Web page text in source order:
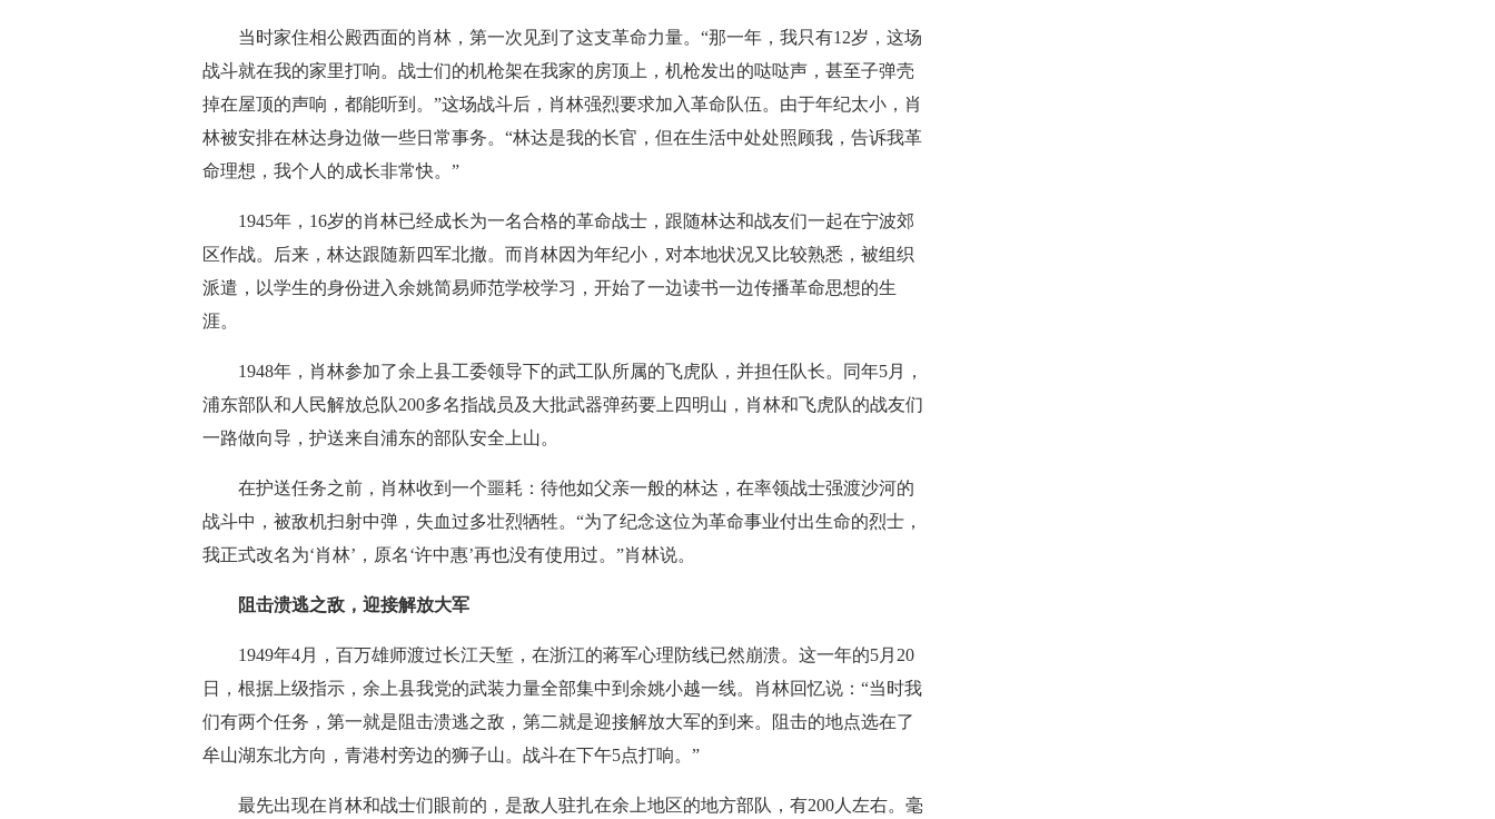
当时家住相公殿西面的肖林，第一次见到了这支革命力量。“那一年，我只有12岁，这场
战斗就在我的家里打响。战士们的机枪架在我家的房顶上，机枪发出的哒哒声，甚至子弹壳
掉在屋顶的声响，都能听到。”这场战斗后，肖林强烈要求加入革命队伍。由于年纪太小，肖
林被安排在林达身边做一些日常事务。“林达是我的长官，但在生活中处处照顾我，告诉我革
命理想，我个人的成长非常快。”
1945年，16岁的肖林已经成长为一名合格的革命战士，跟随林达和战友们一起在宁波郊
区作战。后来，林达跟随新四军北撤。而肖林因为年纪小，对本地状况又比较熟悉，被组织
派遣，以学生的身份进入余姚简易师范学校学习，开始了一边读书一边传播革命思想的生
涯。
1948年，肖林参加了余上县工委领导下的武工队所属的飞虎队，并担任队长。同年5月，
浦东部队和人民解放总队200多名指战员及大批武器弹药要上四明山，肖林和飞虎队的战友们
一路做向导，护送来自浦东的部队安全上山。
在护送任务之前，肖林收到一个噩耗：待他如父亲一般的林达，在率领战士强渡沙河的
战斗中，被敌机扫射中弹，失血过多壮烈牺牲。“为了纪念这位为革命事业付出生命的烈士，
我正式改名为‘肖林’，原名‘许中惠’再也没有使用过。”肖林说。
阻击溃逃之敌，迎接解放大军
1949年4月，百万雄师渡过长江天堑，在浙江的蒋军心理防线已然崩溃。这一年的5月20
日，根据上级指示，余上县我党的武装力量全部集中到余姚小越一线。肖林回忆说：“当时我
们有两个任务，第一就是阻击溃逃之敌，第二就是迎接解放大军的到来。阻击的地点选在了
牟山湖东北方向，青港村旁边的狮子山。战斗在下午5点打响。”
最先出现在肖林和战士们眼前的，是敌人驻扎在余上地区的地方部队，有200人左右。毫